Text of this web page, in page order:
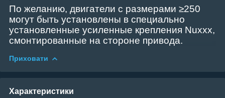
По желанию, двигатели с размерами ≥250
могут быть установлены в специально
установленные усиленные крепления Nuxxx,
смонтированные на стороне привода.
Приховати
Характеристики